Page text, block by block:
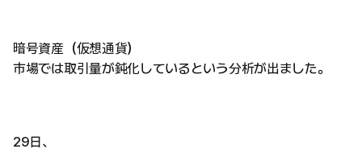
暗号資産（仮想通貨）
市場では取引量が鈍化しているという分析が出ました。
29日、